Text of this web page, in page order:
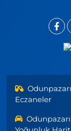
Eczaneler